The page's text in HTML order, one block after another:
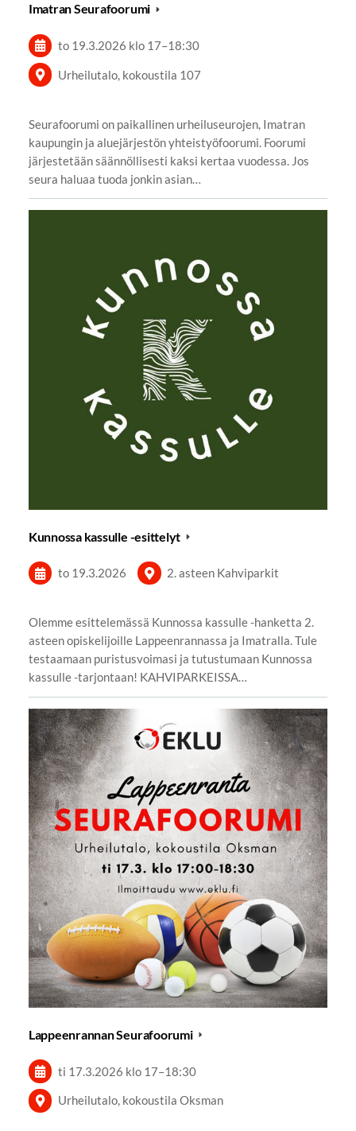
Imatran Seurafoorumi
to 19.3.2026 klo 17–18:30
Urheilutalo, kokoustila 107
Seurafoorumi on paikallinen urheiluseurojen, Imatran
kaupungin ja aluejärjestön yhteistyöfoorumi. Foorumi
järjestetään säännöllisesti kaksi kertaa vuodessa. Jos
seura haluaa tuoda jonkin asian…
Kunnossa kassulle -esittelyt
to 19.3.2026 2. asteen Kahviparkit
Olemme esittelemässä Kunnossa kassulle -hanketta 2.
asteen opiskelijoille Lappeenrannassa ja Imatralla. Tule
testaamaan puristusvoimasi ja tutustumaan Kunnossa
kassulle -tarjontaan! KAHVIPARKEISSA…
Lappeenrannan Seurafoorumi
ti 17.3.2026 klo 17–18:30
Urheilutalo, kokoustila Oksman